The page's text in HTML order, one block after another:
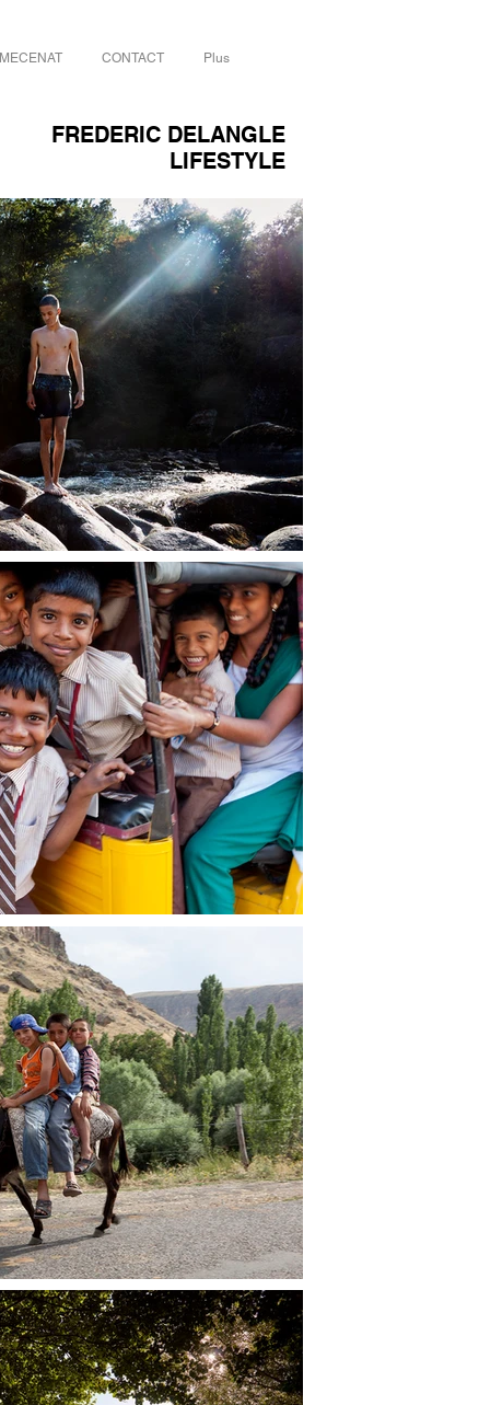
MECENAT CONTACT Plus
FREDERIC DELANGLE
LIFESTYLE